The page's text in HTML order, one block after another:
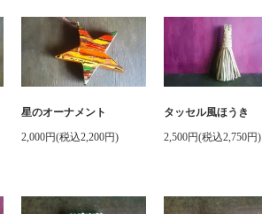
星のオーナメント
2,000円(税込2,200円)
タッセル風ほうき
2,500円(税込2,750円)